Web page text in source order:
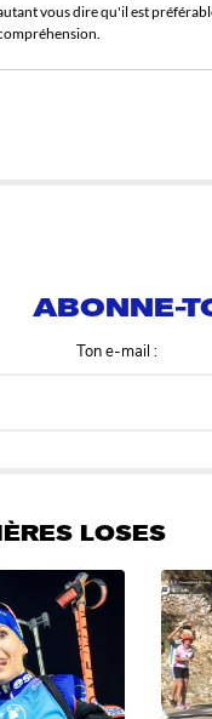
vous dire qu'il est
Ton e-mail :
LOSES